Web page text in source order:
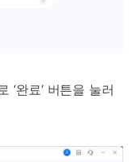
‘완료’ 버튼을 눌러